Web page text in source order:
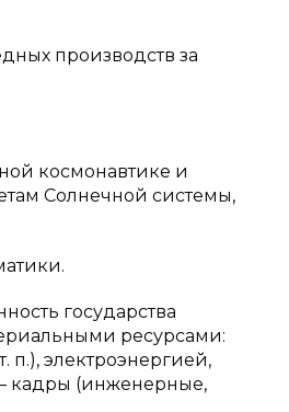
производств за
космонавтике и
Солнечной системы,
государства
ресурсами:
электроэнергией,
кадры (инженерные,